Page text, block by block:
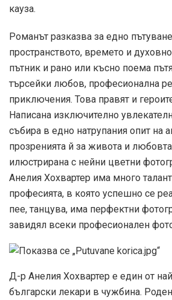
кауза.
Романът разказва за едно
пространството, времето и
пътник и рано или късно поема
търсейки любов, професионална
приключения. Това правят и
Написана изключително
събира в едно натрупания опит на
прозренията й за живота и
илюстрирана с нейни цветни
Анелия Хохвартер има много
професията, в която успешно се
пее, танцува, има перфектни
завидял всеки професионален
Д-р Анелия Хохвартер е един от
български лекари в чужбина.